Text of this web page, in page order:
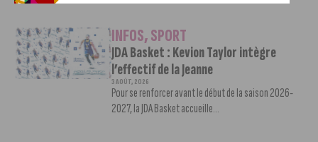
INFOS,SPORT
JDA Basket : Kevion Taylor intègre
l’effectif de la Jeanne
3 AOÛT, 2026
Pour se renforcer avant le début de la saison 2026-
2027, la JDA Basket accueille...